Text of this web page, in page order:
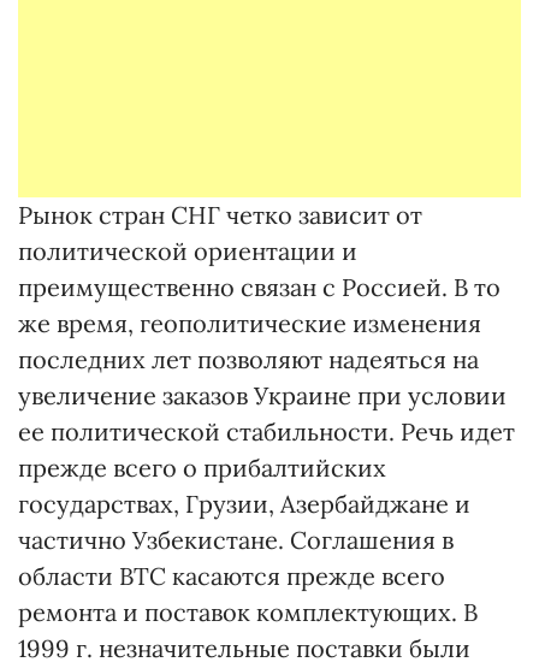
Рынок стран СНГ четко зависит от
политической ориентации и
преимущественно связан с Россией. В то
же время, геополитические изменения
последних лет позволяют надеяться на
увеличение заказов Украине при условии
ее политической стабильности. Речь идет
прежде всего о прибалтийских
государствах, Грузии, Азербайджане и
частично Узбекистане. Соглашения в
области ВТС касаются прежде всего
ремонта и поставок комплектующих. В
1999 г. незначительные поставки были